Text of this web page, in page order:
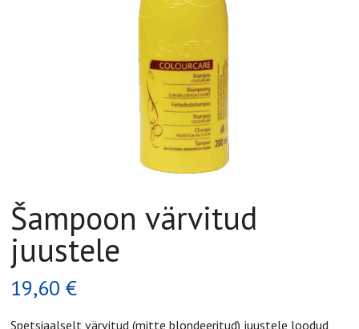
Šampoon värvitud
juustele
19,60€
Spetsiaalselt värvitud (mitte blondeeritud) juustele loodud